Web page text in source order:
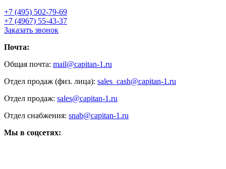
+7 (495) 502-79-69
+7 (4967) 55-43-37
Заказать звонок
Почта:
Общая почта: mail@capitan-1.ru
Отдел продаж (физ. лица): sales_cash@capitan-1.ru
Отдел продаж: sales@capitan-1.ru
Отдел снабжения: snab@capitan-1.ru
Мы в соцсетях: